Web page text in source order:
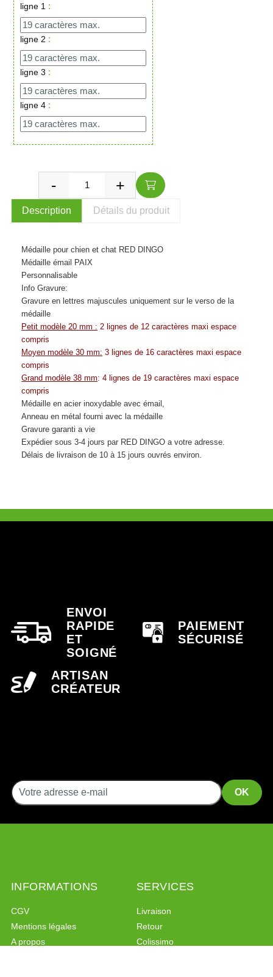
ligne 1 :
ligne 2 :
ligne 3 :
ligne 4 :
Description Détails du produit
Médaille pour chien et chat RED DINGO
Médaille émail PAIX
Personnalisable
Info Gravure:
Gravure en lettres majuscules uniquement sur le verso de la
médaille
Petit modèle 20 mm : 2 lignes de 12 caractères maxi espace
compris
Moyen modèle 30 mm: 3 lignes de 16 caractères maxi espace
compris
Grand modèle 38 mm: 4 lignes de 19 caractères maxi espace
compris
Médaille en acier inoxydable avec émail,
Anneau en métal fourni avec la médaille
Gravure garanti a vie
Expédier sous 3-4 jours par RED DINGO a votre adresse.
Délais de livraison de 10 à 15 jours ouvrés environ.
ENVOI
RAPIDE
ET
SOIGNÉ
PAIEMENT
SÉCURISÉ
ARTISAN
CRÉATEUR
INFORMATIONS
CGV
Mentions légales
A propos
SERVICES
Livraison
Retour
Colissimo